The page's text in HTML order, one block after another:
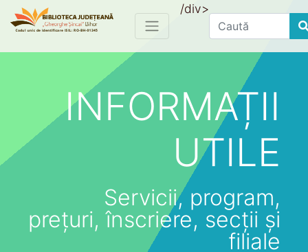
/div>
Find
INFORMAȚII
UTILE
Servicii, program,
prețuri, înscriere, secții și
filiale